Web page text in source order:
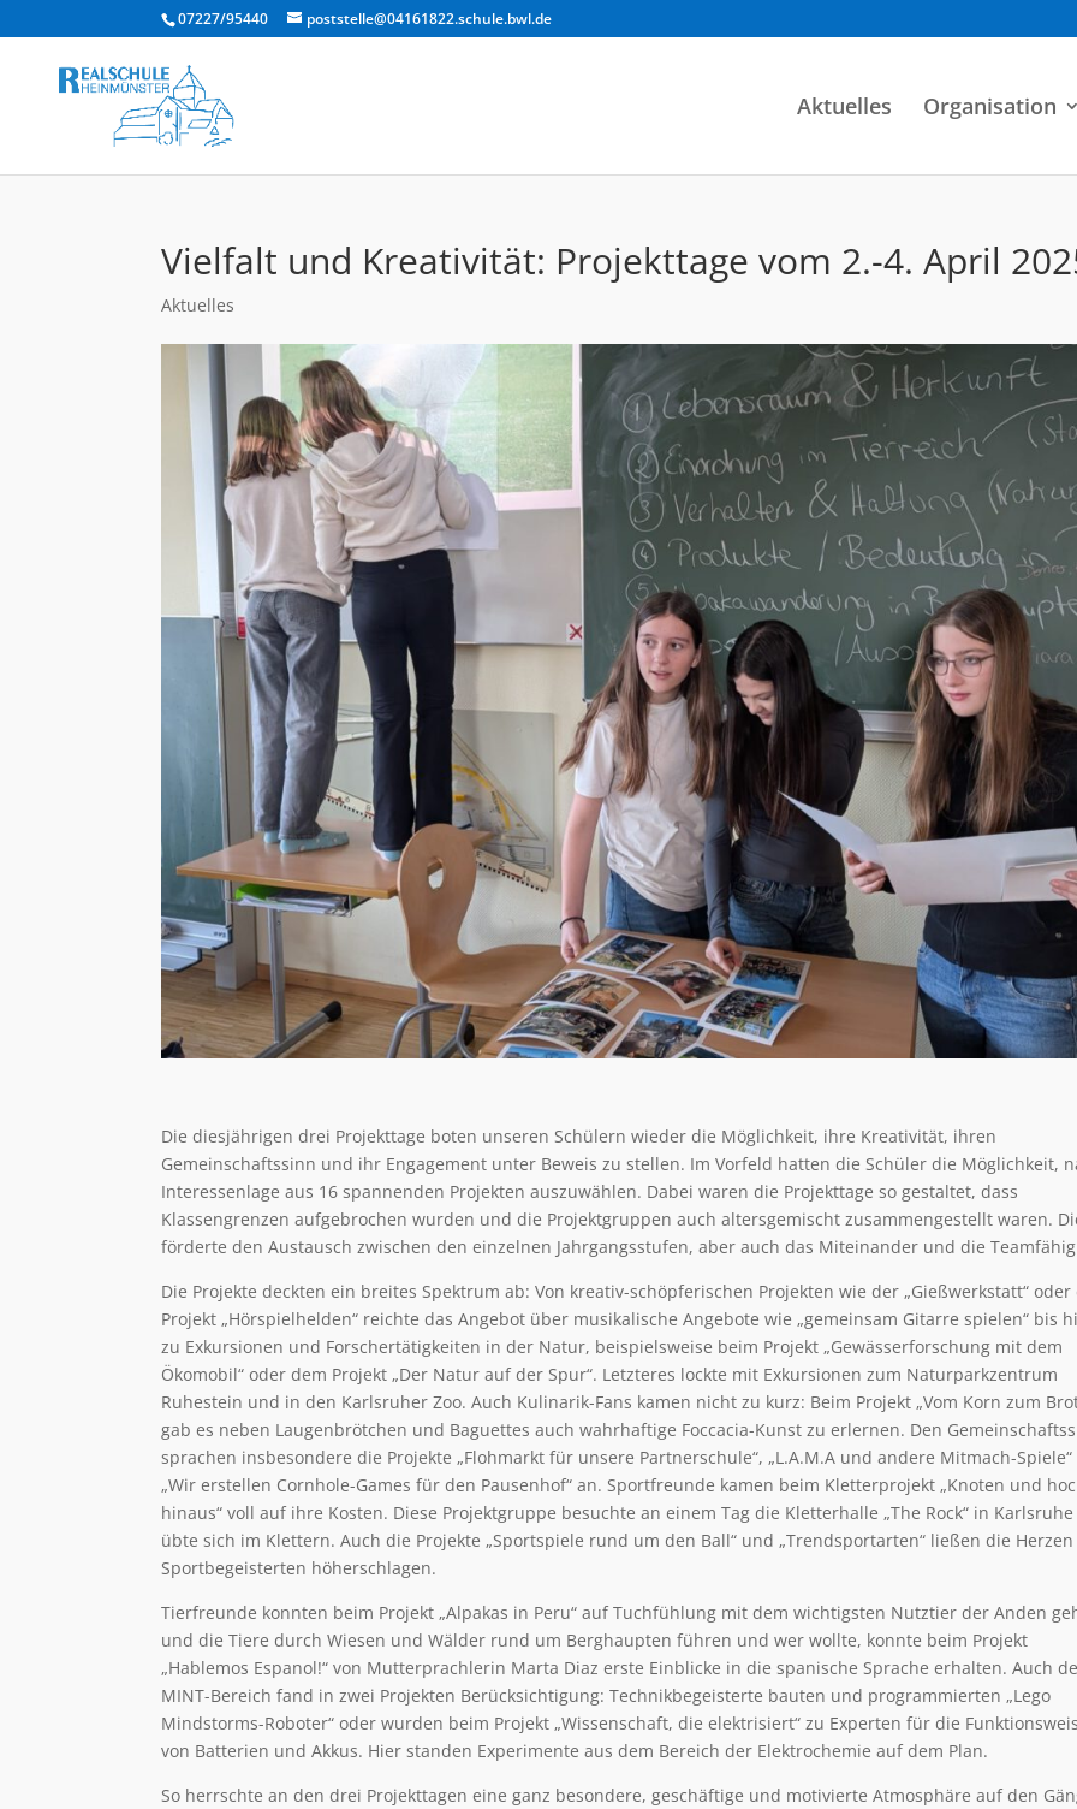
07227/95440 poststelle@04161822.schule.bwl.de
Aktuelles Organisation
Vielfalt und Kreativität: Projekttage vom 2.-4. April
Aktuelles
Die diesjährigen drei Projekttage boten unseren Schülern wieder die Möglichkeit, ihre Kreativität, ihren
Gemeinschaftssinn und ihr Engagement unter Beweis zu stellen. Im Vorfeld hatten die Schüler die Möglichkeit,
Interessenlage aus 16 spannenden Projekten auszuwählen. Dabei waren die Projekttage so gestaltet, dass
Klassengrenzen aufgebrochen wurden und die Projektgruppen auch altersgemischt zusammengestellt waren.
förderte den Austausch zwischen den einzelnen Jahrgangsstufen, aber auch das Miteinander und die
Die Projekte deckten ein breites Spektrum ab: Von kreativ-schöpferischen Projekten wie der „Gießwerkstatt“ oder
Projekt „Hörspielhelden“ reichte das Angebot über musikalische Angebote wie „gemeinsam Gitarre spielen“ bis
zu Exkursionen und Forschertätigkeiten in der Natur, beispielsweise beim Projekt „Gewässerforschung mit dem
Ökomobil“ oder dem Projekt „Der Natur auf der Spur“. Letzteres lockte mit Exkursionen zum Naturparkzentrum
Ruhestein und in den Karlsruher Zoo. Auch Kulinarik-Fans kamen nicht zu kurz: Beim Projekt „Vom Korn zum
gab es neben Laugenbrötchen und Baguettes auch wahrhaftige Foccacia-Kunst zu erlernen. Den
sprachen insbesondere die Projekte „Flohmarkt für unsere Partnerschule“, „L.A.M.A und andere Mitmach-
„Wir erstellen Cornhole-Games für den Pausenhof“ an. Sportfreunde kamen beim Kletterprojekt „Knoten und
hinaus“ voll auf ihre Kosten. Diese Projektgruppe besuchte an einem Tag die Kletterhalle „The Rock“ in
übte sich im Klettern. Auch die Projekte „Sportspiele rund um den Ball“ und „Trendsportarten“ ließen die
Sportbegeisterten höherschlagen.
Tierfreunde konnten beim Projekt „Alpakas in Peru“ auf Tuchfühlung mit dem wichtigsten Nutztier der Anden
und die Tiere durch Wiesen und Wälder rund um Berghaupten führen und wer wollte, konnte beim Projekt
„Hablemos Espanol!“ von Mutterprachlerin Marta Diaz erste Einblicke in die spanische Sprache erhalten. Auch
MINT-Bereich fand in zwei Projekten Berücksichtigung: Technikbegeisterte bauten und programmierten „Lego
Mindstorms-Roboter“ oder wurden beim Projekt „Wissenschaft, die elektrisiert“ zu Experten für die
von Batterien und Akkus. Hier standen Experimente aus dem Bereich der Elektrochemie auf dem Plan.
So herrschte an den drei Projekttagen eine ganz besondere, geschäftige und motivierte Atmosphäre auf den